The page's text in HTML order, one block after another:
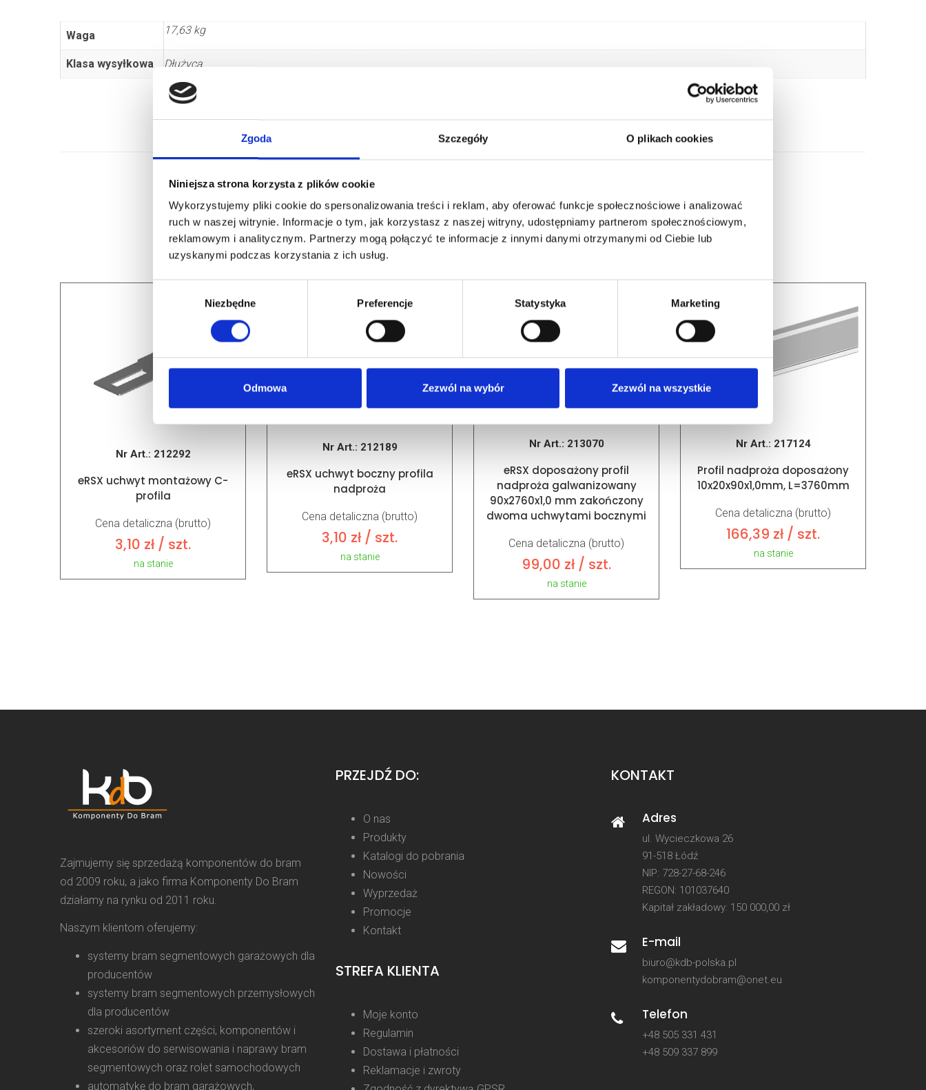
Zgoda Szczegóły O plikach cookies
Niniejsza strona korzysta z plików cookie
Wykorzystujemy pliki cookie do spersonalizowania treści i reklam, aby oferować funkcje społecznościowe i analizować
ruch w naszej witrynie. Informacje o tym, jak korzystasz z naszej witryny, udostępniamy partnerom społecznościowym,
reklamowym i analitycznym. Partnerzy mogą połączyć te informacje z innymi danymi otrzymanymi od Ciebie lub
uzyskanymi podczas korzystania z ich usług.
Wybór
Niezbędne Preferencje Statystyka Marketing
Odmowa Zezwól na wybór Zezwól na wszystkie
Waga 17,63 kg
Klasa wysyłkowa Dłużyca
PODOBNE PRODUKTY
Nr Art.: 212292
eRSX uchwyt montażowy C-
profila
Cena detaliczna (brutto)
3,10 zł / szt.
na stanie
Nr Art.: 212189
eRSX uchwyt boczny profila
nadproża
Cena detaliczna (brutto)
3,10 zł / szt.
na stanie
Nr Art.: 213070
eRSX doposażony profil
nadproża galwanizowany
90x2760x1,0 mm zakończony
dwoma uchwytami bocznymi
Cena detaliczna (brutto)
99,00 zł / szt.
na stanie
Nr Art.: 217124
Profil nadproża doposażony
10x20x90x1,0mm, L=3760mm
Cena detaliczna (brutto)
166,39 zł / szt.
na stanie
Zajmujemy się sprzedażą komponentów do bram
od 2009 roku, a jako firma Komponenty Do Bram
działamy na rynku od 2011 roku.
Naszym klientom oferujemy:
systemy bram segmentowych garażowych dla
producentów
systemy bram segmentowych przemysłowych
dla producentów
szeroki asortyment części, komponentów i
akcesoriów do serwisowania i naprawy bram
segmentowych oraz rolet samochodowych
automatykę do bram garażowych,
PRZEJDŹ DO:
O nas
Produkty
Katalogi do pobrania
Nowości
Wyprzedaż
Promocje
Kontakt
STREFA KLIENTA
Moje konto
Regulamin
Dostawa i płatności
Reklamacje i zwroty
KONTAKT
Adres
ul. Wycieczkowa 26
91-518 Łódź
NIP: 728-27-68-246
REGON: 101037640
Kapitał zakładowy: 150 000,00 zł
E-mail
biuro@kdb-polska.pl
komponentydobram@onet.eu
Telefon
+48 505 331 431
+48 509 337 899